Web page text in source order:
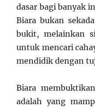
dasar bagi banyak
Biara bukan
bukit, melainkan
untuk mencari
mendidik dengan
Biara
adalah yang